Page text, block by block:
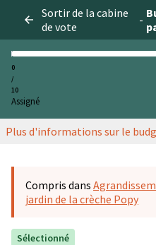
Sortir de la cabine
de vote
-
0
/
10
Assigné
Plus d'informations sur le
Compris dans
jardin de la crèche Popy
Sélectionné